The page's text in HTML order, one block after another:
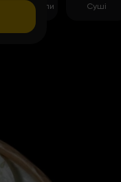
Темпура роли Суші